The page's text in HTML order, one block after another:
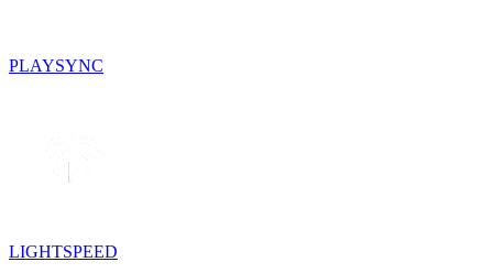
PLAYSYNC
LIGHTSPEED